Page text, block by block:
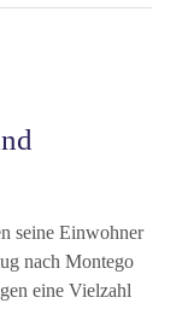
seine Einwohner
nach Montego
eine Vielzahl